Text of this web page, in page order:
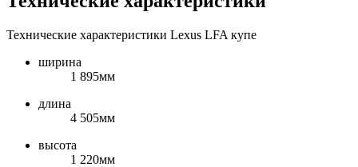
Технические характеристики Lexus LFA купе
ширина
1 895мм
длина
4 505мм
высота
1 220мм